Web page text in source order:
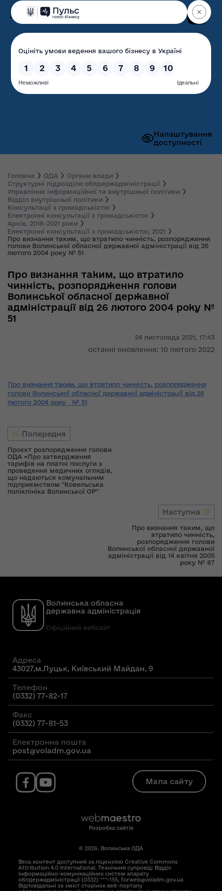
Налаштування
доступності
Волинська обласна
державна адміністрація
Головна ОДА
Органи влади
Структурні підрозділи облдержадміністрації
Управління інформаційної та внутрішньої політики
Відділ внутрішньої політики
Консультації з громадськістю
Електронні консультації з громадськістю
Архів, 2018-2021 роки
Електронні консультації з громадськістю, 2021
Про визнання таким, що втратило чинність, розпорядження
голови Волинської обласної державної адміністрації від 26
лютого 2004 року № 51
24 листопада 2021, 17:43
останні оновлення: 10 лютого 2022
Про визнання таким, що втратило
чинність, розпорядження голови
Волинської обласної державної
адміністрації від 26 лютого 2004 року №
51
Про визнання таким, що втратило чинність, розпорядження
голови Волинської обласної державної адміністрації від 26
лютого 2004 року
№ 51
Попередня
Проєкт розпорядження голови
ОДА «Про затвердження
тарифів на платні послуги з
проведення медичних оглядів,
що надаються комунальним
підприємством "Ковельська
поліклініка Волинської ОР"
Наступна
Про визнання таким, що
втратило чинність,
розпорядження голови
Волинської обласної державної
адміністрації від 14 квітня 2005
року № 87
Волинська обласна
державна адміністрація
Офіційний вебсайт
Адреса
43027,м.Луцьк, Київський Майдан, 9
Телефон
(0332) 77-82-17
Факс
(0332) 77-81-53
Електронна пошта
post@voladm.gov.ua
Мапа сайту
Розробка сайтів
© 2026. Волинська ОДА
Весь контент доступний за ліцензією Creative Commons
Attribution 4.0 International. Технічний супровід: Відділ
інформаційно-комунікаційних систем апарату
облдержадміністрації (0332) ***-155, forweb@voladm.gov.ua
Відповідальні за зміст сторінок веб-порталу